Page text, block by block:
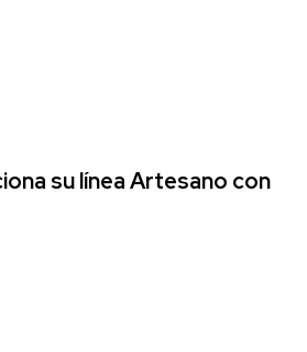
su línea Artesano con